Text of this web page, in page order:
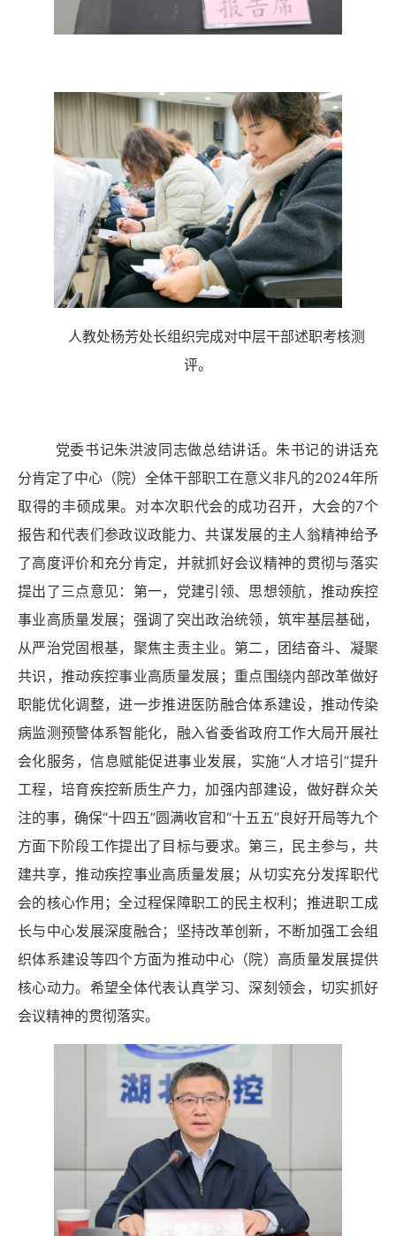
人教处杨芳处长组织完成对中层干部述职考核测
评。
党委书记朱洪波同志做总结讲话。朱书记的讲话充
分肯定了中心（院）全体干部职工在意义非凡的2024年所
取得的丰硕成果。对本次职代会的成功召开，大会的7个
报告和代表们参政议政能力、共谋发展的主人翁精神给予
了高度评价和充分肯定，并就抓好会议精神的贯彻与落实
提出了三点意见：第一，党建引领、思想领航，推动疾控
事业高质量发展；强调了突出政治统领，筑牢基层基础，
从严治党固根基，聚焦主责主业。第二，团结奋斗、凝聚
共识，推动疾控事业高质量发展；重点围绕内部改革做好
职能优化调整，进一步推进医防融合体系建设，推动传染
病监测预警体系智能化，融入省委省政府工作大局开展社
会化服务，信息赋能促进事业发展， 实施“人才培引”提升
工程 ，培育疾控新质生产力，加强内部建设，做好群众关
注的事， 确保“十四五”圆满收官和“十五五”良好开局等九个
方面下阶段工作提出了目标与要求。第三，民主参与，共
建共享，推动疾控事业高质量发展；从切实充分发挥职代
会的核心作用；全过程保障职工的民主权利；推进职工成
长与中心发展深度融合；坚持改革创新，不断加强工会组
织体系建设等四个方面为推动中心（院）高质量发展提供
核心动力。希望全体代表认真学习、深刻领会，切实抓好
会议精神的贯彻落实。